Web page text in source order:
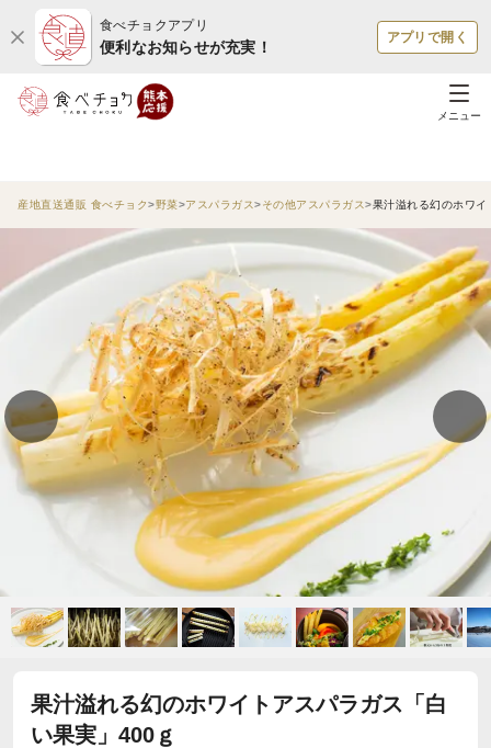
食べチョクアプリ
便利なお知らせが充実！
アプリで開く
メニュー
産地直送通販 食べチョク 野菜 アスパラガス その他アスパラガス 果汁溢れる幻のホワ
果汁溢れる幻のホワイトアスパラガス「白
い果実」400ｇ